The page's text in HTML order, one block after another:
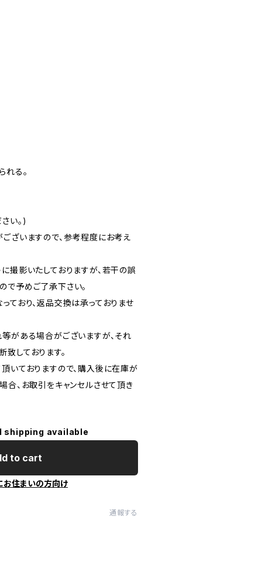
れる。
い。)
ざいますので、参考程度にお考え
撮影いたしておりますが、若干の誤
で予めご了承下さい。
ており、返品交換は承っておりませ
がある場合がございますが、それ
しております。
いておりますので、購入後に在庫が
合、お取引をキャンセルさせて頂き
shipping available
to cart
お住まいの方向け
通報する